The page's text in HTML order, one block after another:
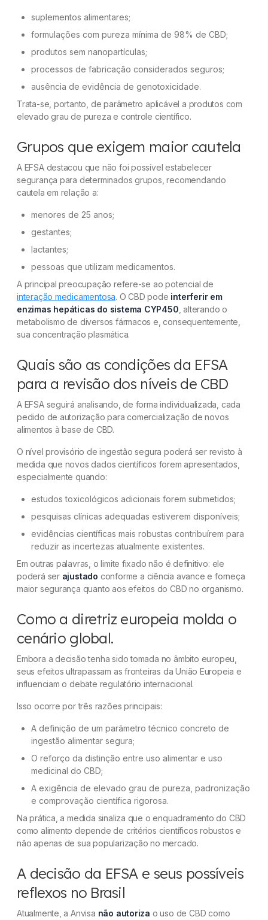
suplementos alimentares;
formulações com pureza mínima de 98% de CBD;
produtos sem nanopartículas;
processos de fabricação considerados seguros;
ausência de evidência de genotoxicidade.
Trata-se, portanto, de parâmetro aplicável a produtos com
elevado grau de pureza e controle científico.
Grupos que exigem maior cautela
A EFSA destacou que não foi possível estabelecer
segurança para determinados grupos, recomendando
cautela em relação a:
menores de 25 anos;
gestantes;
lactantes;
pessoas que utilizam medicamentos.
A principal preocupação refere-se ao potencial de
interação medicamentosa. O CBD pode interferir em
enzimas hepáticas do sistema CYP450 , alterando o
metabolismo de diversos fármacos e, consequentemente,
sua concentração plasmática.
Quais são as condições da EFSA
para a revisão dos níveis de CBD
A EFSA seguirá analisando, de forma individualizada, cada
pedido de autorização para comercialização de novos
alimentos à base de CBD.
O nível provisório de ingestão segura poderá ser revisto à
medida que novos dados científicos forem apresentados,
especialmente quando:
estudos toxicológicos adicionais forem submetidos;
pesquisas clínicas adequadas estiverem disponíveis;
evidências científicas mais robustas contribuírem para
reduzir as incertezas atualmente existentes.
Em outras palavras, o limite fixado não é definitivo: ele
poderá ser ajustado conforme a ciência avance e forneça
maior segurança quanto aos efeitos do CBD no organismo.
Como a diretriz europeia molda o
cenário global.
Embora a decisão tenha sido tomada no âmbito europeu,
seus efeitos ultrapassam as fronteiras da União Europeia e
influenciam o debate regulatório internacional.
Isso ocorre por três razões principais:
A definição de um parâmetro técnico concreto de
ingestão alimentar segura;
O reforço da distinção entre uso alimentar e uso
medicinal do CBD;
A exigência de elevado grau de pureza, padronização
e comprovação científica rigorosa.
Na prática, a medida sinaliza que o enquadramento do CBD
como alimento depende de critérios científicos robustos e
não apenas de sua popularização no mercado.
A decisão da EFSA e seus possíveis
reflexos no Brasil
Atualmente, a Anvisa não autoriza o uso de CBD como